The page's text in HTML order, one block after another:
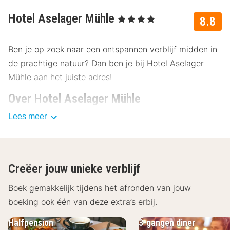
8.8
Hotel Aselager Mühle , 4 Sterren
Ben je op zoek naar een ontspannen verblijf midden in
de prachtige natuur? Dan ben je bij Hotel Aselager
Mühle aan het juiste adres!
Over Hotel Aselager Mühle
Het gezellige hotel nodigt je uit voor een onvergetelijk
Faciliteiten Hotel Aselager Mühle
De comfortabele kamers zijn de perfecte plek om uit
smaakvol ingericht en bied je alle comfort die je nodig
Lees meer
Creëer jouw unieke verblijf
Boek gemakkelijk tijdens het afronden van jouw
boeking ook één van deze extra’s erbij.
Halfpension 3-gangen diner